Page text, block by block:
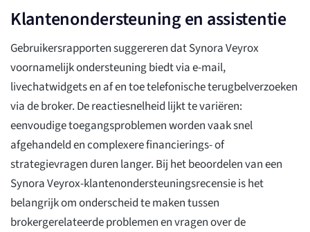
Klantenondersteuning en assistentie
Gebruikersrapporten suggereren dat Synora Veyrox
voornamelijk ondersteuning biedt via e-mail,
livechatwidgets en af en toe telefonische terugbelverzoeken
via de broker. De reactiesnelheid lijkt te variëren:
eenvoudige toegangsproblemen worden vaak snel
afgehandeld en complexere financierings- of
strategievragen duren langer. Bij het beoordelen van een
Synora Veyrox-klantenondersteuningsrecensie is het
belangrijk om onderscheid te maken tussen
brokergerelateerde problemen en vragen over de